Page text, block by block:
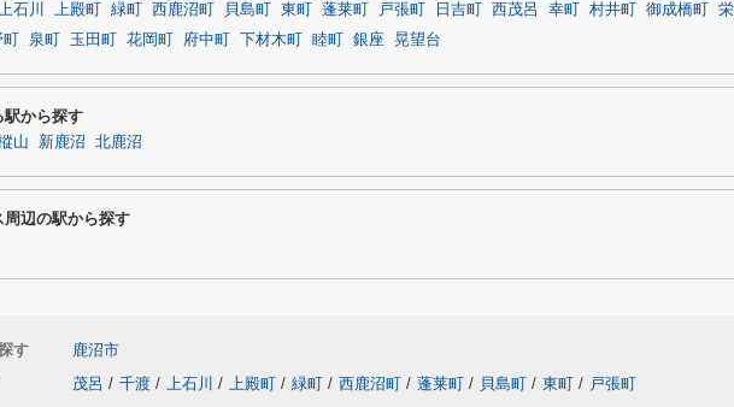
石川 上殿町 緑町 西鹿沼町 貝島町 東町 蓬莱町 戸張町 日吉町 西茂呂 幸町 村井町 御成橋町 栄
泉町 玉田町 花岡町 府中町 下材木町 睦町 銀座 晃望台
駅から探す
山 新鹿沼 北鹿沼
周辺の駅から探す
す
鹿沼市
茂呂 / 千渡 / 上石川 / 上殿町 / 緑町 / 西鹿沼町 / 蓬莱町 / 貝島町 / 東町 / 戸張町